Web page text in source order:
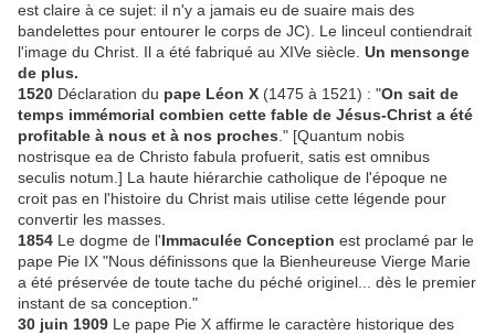
est claire à ce sujet: il n'y a jamais eu de suaire mais des
bandelettes pour entourer le corps de JC). Le linceul contiendrait
l'image du Christ. Il a été fabriqué au XIVe siècle. Un mensonge
de plus.
1520 Déclaration du pape Léon X (1475 à 1521) : "On sait de
temps immémorial combien cette fable de Jésus-Christ a été
profitable à nous et à nos proches ." [Quantum nobis
nostrisque ea de Christo fabula profuerit, satis est omnibus
seculis notum.] La haute hiérarchie catholique de l'époque ne
croit pas en l'histoire du Christ mais utilise cette légende pour
convertir les masses.
1854 Le dogme de l'Immaculée Conception est proclamé par le
pape Pie IX "Nous définissons que la Bienheureuse Vierge Marie
a été préservée de toute tache du péché originel... dès le premier
instant de sa conception."
30 juin 1909 Le pape Pie X affirme le caractère historique des